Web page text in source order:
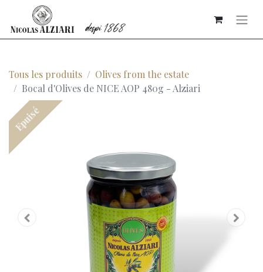
Tous les produits
Olives from the estate
Bocal d'Olives de NICE AOP 480g - Alziari
Epuisé